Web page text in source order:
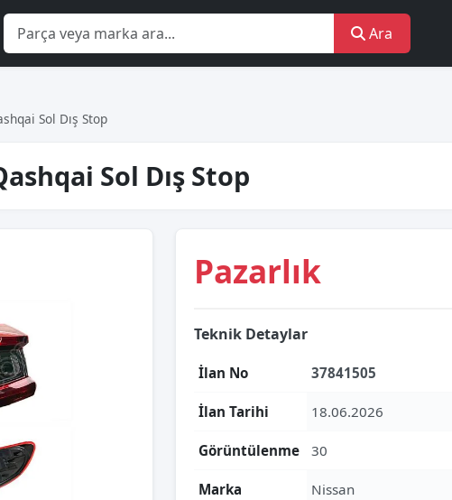
Ara
Sol Dış Stop
Sol Dış Stop
Pazarlık
Teknik Detaylar
İlan No 37841505
İlan Tarihi 18.06.2026
Görüntülenme 30
Marka Nissan